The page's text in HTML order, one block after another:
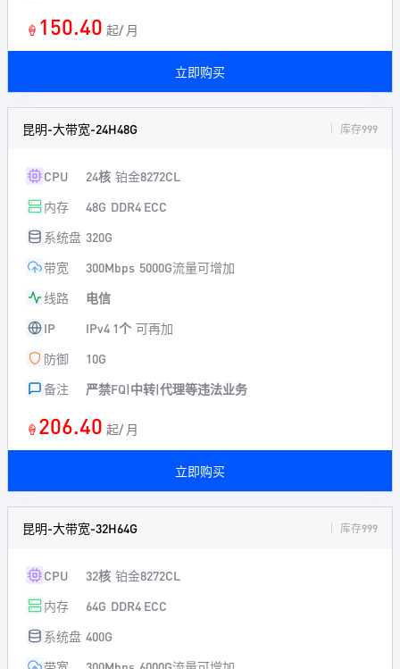
🍦 150.40 起/ 月
立即购买
昆明-大带宽-24H48G 库存999
CPU 24核 铂金8272CL
内存
48G DDR4 ECC
系统盘 320G
带宽
300Mbps 5000G流量可增加
线路
电信
IP
IPv4 1个 可再加
防御
10G
备注
严禁FQ|中转|代理等违法业务
🍦 206.40 起/ 月
立即购买
昆明-大带宽-32H64G 库存999
CPU 32核 铂金8272CL
内存
64G DDR4 ECC
系统盘 400G